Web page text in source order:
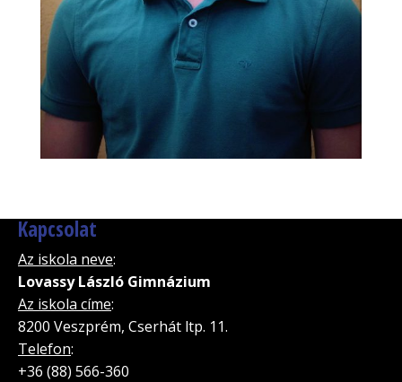
Kapcsolat
Az iskola neve:
Lovassy László Gimnázium
Az iskola címe:
8200 Veszprém, Cserhát ltp. 11.
Telefon:
+36 (88) 566-360